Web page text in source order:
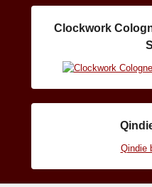
Clockwork
Qindie